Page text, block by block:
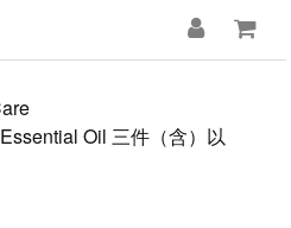
Oil 三件（含）以